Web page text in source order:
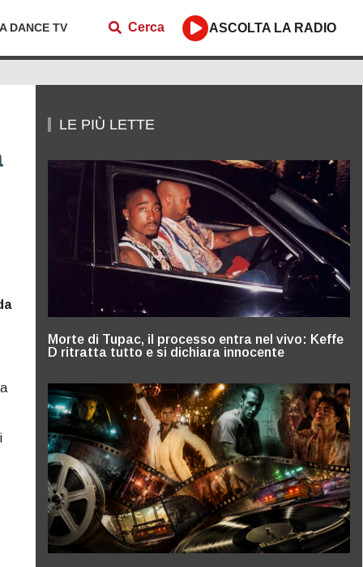
DANCE TV Cerca ASCOLTA LA RADIO
LE PIÙ LETTE
Morte di Tupac, il processo entra nel vivo: Keffe
D ritratta tutto e si dichiara innocente